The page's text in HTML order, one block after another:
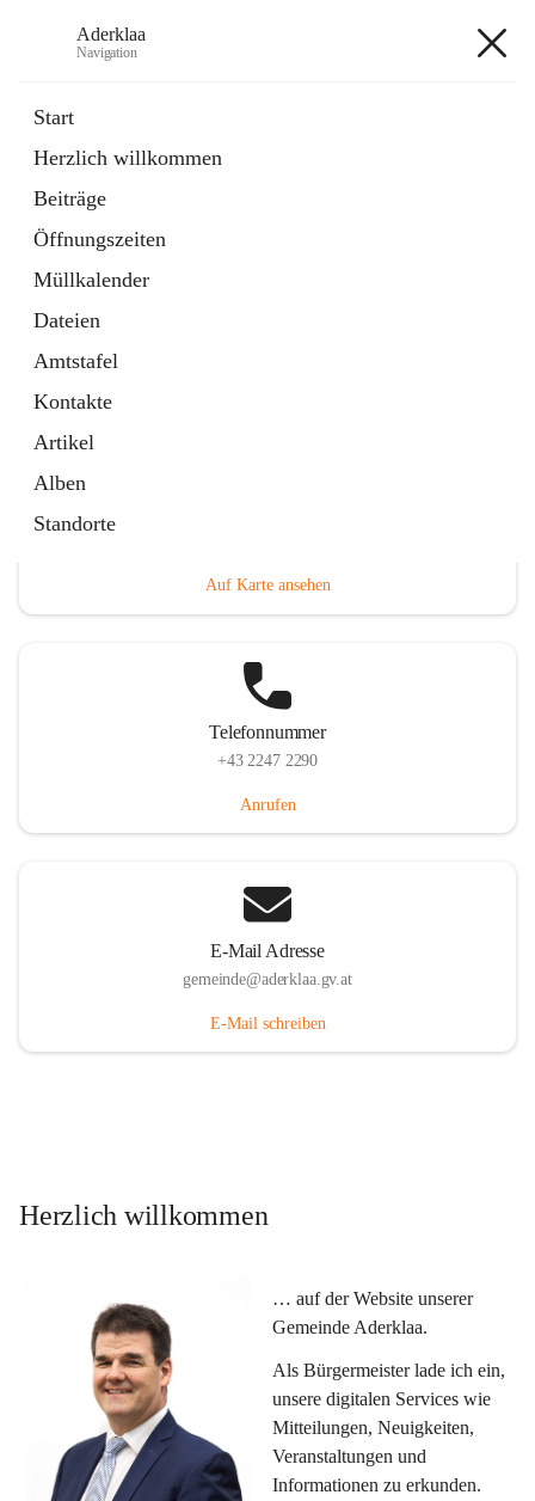
Aderklaa
Navigation
Start
Herzlich willkommen
Beiträge
Öffnungszeiten
Müllkalender
Dateien
Amtstafel
Kontakte
Artikel
Alben
Standorte
6 Schnellzugriffe
Gemeinde
3 Schnellzugriffe
Auf Karte ansehen
Telefonnummer
+43 2247 2290
Anrufen
E-Mail Adresse
gemeinde@aderklaa.gv.at
E-Mail schreiben
Herzlich willkommen
… auf der Website unserer
Gemeinde Aderklaa.
Als Bürgermeister lade ich ein,
unsere digitalen Services wie
Mitteilungen, Neuigkeiten,
Veranstaltungen und
Informationen zu erkunden.